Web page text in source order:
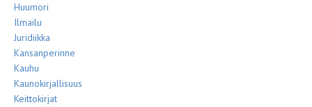
Huumori
Ilmailu
Juridiikka
Kansanperinne
Kauhu
Kaunokirjallisuus
Keittokirjat